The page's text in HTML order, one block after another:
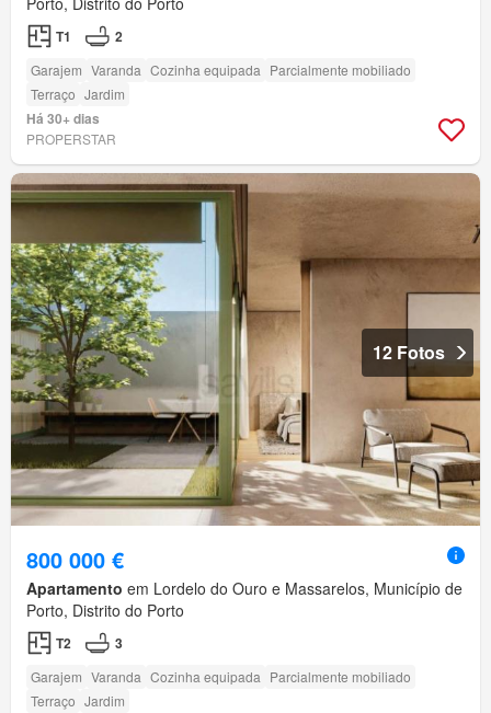
T1 2
Garajem Varanda Cozinha equipada Parcialmente mobiliado
Terraço Jardim
Há 30+ dias
PROPERSTAR
12 Fotos
800 000 €
Apartamento em Lordelo do Ouro e Massarelos, Município de
Porto, Distrito do Porto
T2 3
Garajem Varanda Cozinha equipada Parcialmente mobiliado
Terraço Jardim